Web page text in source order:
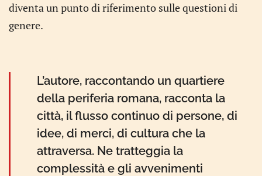
diventa un punto di riferimento sulle questioni di
genere.
L’autore, raccontando un quartiere
della periferia romana, racconta la
città, il flusso continuo di persone, di
idee, di merci, di cultura che la
attraversa. Ne tratteggia la
complessità e gli avvenimenti